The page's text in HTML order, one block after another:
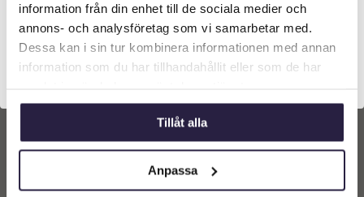
information från din enhet till de sociala medier och
annons- och analysföretag som vi samarbetar med.
Dessa kan i sin tur kombinera informationen med annan
information som du har tillhandahållit eller som de har
Tillåt alla
Anpassa
Matta | FERNANDO Matta,
Grå/elfenben/natur L300X
3299kr
Lägg till i
Matta | VENDELA Matta XL,
Beige/elfenben L300X
4299kr
Lägg till i
Företagskund (exkl. moms)
Privatkund (inkl. moms)